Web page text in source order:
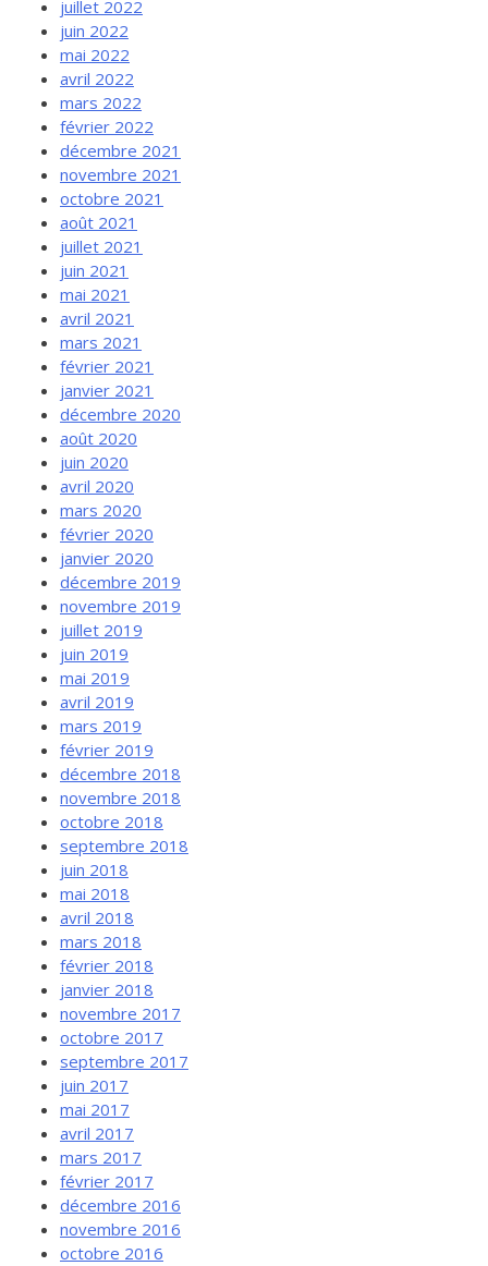
juillet 2022
juin 2022
mai 2022
avril 2022
mars 2022
février 2022
décembre 2021
novembre 2021
octobre 2021
août 2021
juillet 2021
juin 2021
mai 2021
avril 2021
mars 2021
février 2021
janvier 2021
décembre 2020
août 2020
juin 2020
avril 2020
mars 2020
février 2020
janvier 2020
décembre 2019
novembre 2019
juillet 2019
juin 2019
mai 2019
avril 2019
mars 2019
février 2019
décembre 2018
novembre 2018
octobre 2018
septembre 2018
juin 2018
mai 2018
avril 2018
mars 2018
février 2018
janvier 2018
novembre 2017
octobre 2017
septembre 2017
juin 2017
mai 2017
avril 2017
mars 2017
février 2017
décembre 2016
novembre 2016
octobre 2016